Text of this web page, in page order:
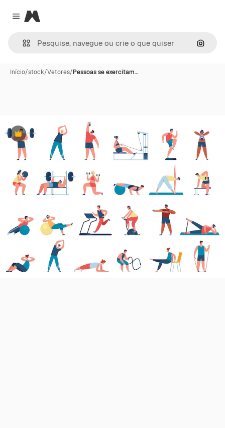
Close menu
Magnific
Início/stock/Vetores/Pessoas se exercitam…
Premium